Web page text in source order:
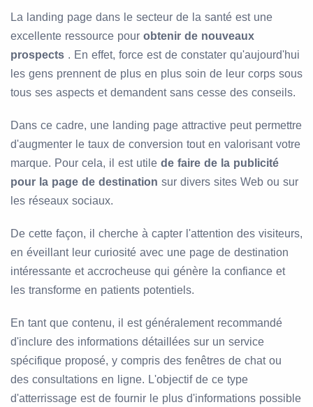
La landing page dans le secteur de la santé est une
excellente ressource pour obtenir de nouveaux
prospects . En effet, force est de constater qu'aujourd'hui
les gens prennent de plus en plus soin de leur corps sous
tous ses aspects et demandent sans cesse des conseils.
Dans ce cadre, une landing page attractive peut permettre
d'augmenter le taux de conversion tout en valorisant votre
marque. Pour cela, il est utile de faire de la publicité
pour la page de destination sur divers sites Web ou sur
les réseaux sociaux.
De cette façon, il cherche à capter l'attention des visiteurs,
en éveillant leur curiosité avec une page de destination
intéressante et accrocheuse qui génère la confiance et
les transforme en patients potentiels.
En tant que contenu, il est généralement recommandé
d'inclure des informations détaillées sur un service
spécifique proposé, y compris des fenêtres de chat ou
des consultations en ligne. L'objectif de ce type
d'atterrissage est de fournir le plus d'informations possible